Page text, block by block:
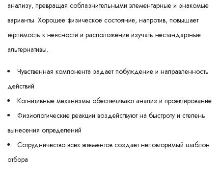
анализу, превращая соблазнительными элементарные и знакомые
варианты. Хорошее физическое состояние, напротив, повышает
терпимость к неясности и расположение изучать нестандартные
альтернативы.
Чувственная компонента задает побуждение и направленность
действий
Когнитивные механизмы обеспечивают анализ и проектирование
Физиологические реакции воздействуют на быстроту и степень
вынесения определений
Сотрудничество всех элементов создает неповторимый шаблон
отбора